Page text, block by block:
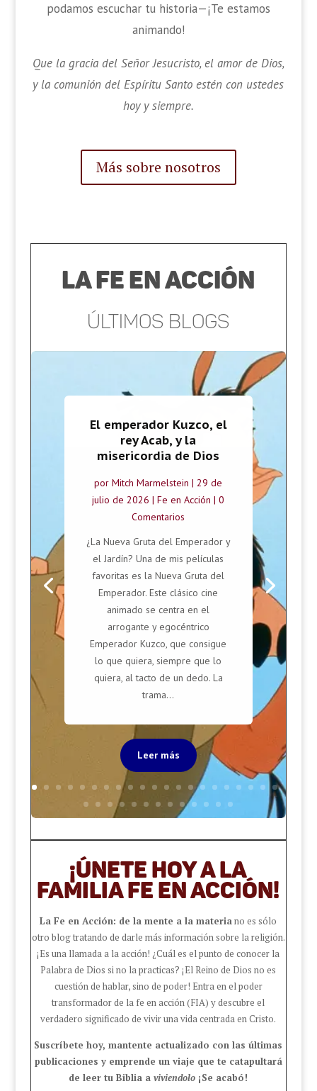
podamos escuchar tu historia—¡Te estamos
animando!
Que la gracia del Señor Jesucristo, el amor de Dios,
y la comunión del Espíritu Santo estén con ustedes
hoy y siempre.
Más sobre nosotros
La Fe en Acción
Últimos blogs
El emperador Kuzco, el
rey Acab, y la
misericordia de Dios
porMitch Marmelstein |29 de
julio de 2026 |Fe en Acción | 0
Comentarios
¿La Nueva Gruta del Emperador y
el Jardín? Una de mis películas
favoritas es la Nueva Gruta del
Emperador. Este clásico cine
animado se centra en el
arrogante y egocéntrico
Emperador Kuzco, que consigue
lo que quiera, siempre que lo
quiera, al tacto de un dedo. La
trama...
Leer más
¡ÚNETE HOY A LA
FAMILIA FE EN ACCIÓN!
La Fe en Acción: de la mente a la materia no es sólo
otro blog tratando de darle más información sobre la religión.
¡Es una llamada a la acción! ¿Cuál es el punto de conocer la
Palabra de Dios si no la practicas?¡El Reino de Dios no es
cuestión de hablar, sino de poder! Entra en el poder
transformador de la fe en acción (FIA) y descubre el
verdadero significado de vivir una vida centrada en Cristo.
Suscríbete hoy, mantente actualizado con las últimas
publicaciones y emprende un viaje que te catapultará
de leer tu Biblia aviviendolo ¡Se acabó!